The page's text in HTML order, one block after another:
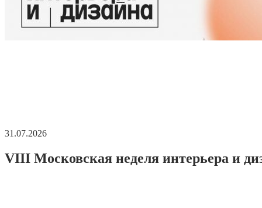
31.07.2026
VIII Московская неделя интерьера и